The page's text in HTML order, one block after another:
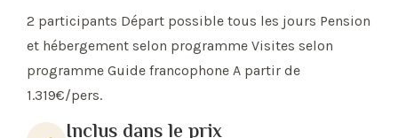
2 participants Départ possible tous les jours Pension
et hébergement selon programme Visites selon
programme Guide francophone A partir de
1.319€/pers.